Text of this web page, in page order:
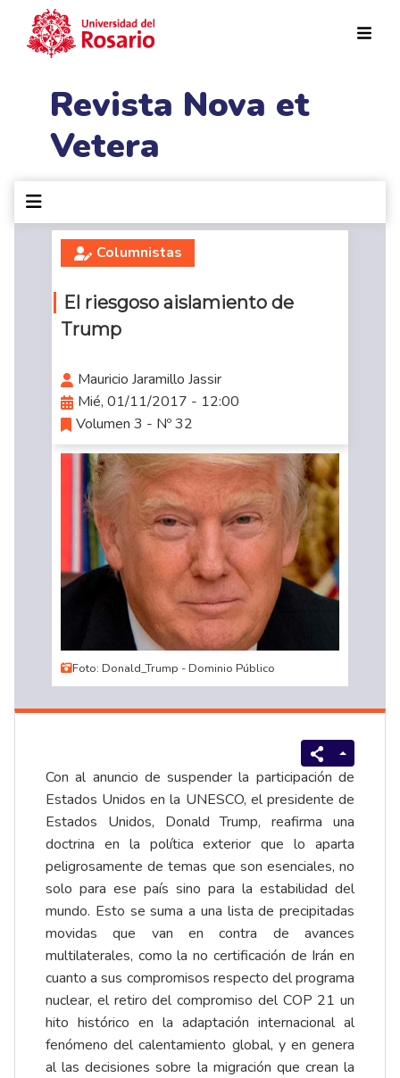
Revista Nova et
Vetera
Columnistas
El riesgoso aislamiento de
Trump
Mauricio Jaramillo Jassir
Mié, 01/11/2017 - 12:00
Volumen 3 - Nº 32
Foto: Donald_Trump - Dominio Público
Con al anuncio de suspender la participación de
Estados Unidos en la UNESCO, el presidente de
Estados Unidos, Donald Trump, reafirma una
doctrina en la política exterior que lo aparta
peligrosamente de temas que son esenciales, no
solo para ese país sino para la estabilidad del
mundo. Esto se suma a una lista de precipitadas
movidas que van en contra de avances
multilaterales, como la no certificación de Irán en
cuanto a sus compromisos respecto del programa
nuclear, el retiro del compromiso del COP 21 un
hito histórico en la adaptación internacional al
fenómeno del calentamiento global, y en genera
al las decisiones sobre la migración que crean la